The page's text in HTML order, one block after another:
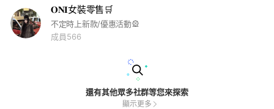
𝐎𝐍𝐈女裝零售🛒
不定時上新款/優惠活動🎡
成員566
還有其他眾多社群等您來探索
顯示更多